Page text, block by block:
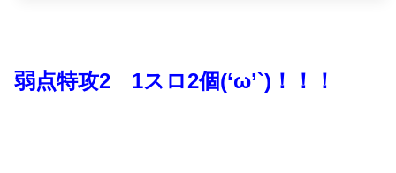
弱点特攻2 1スロ2個(‘ω’`)！！！